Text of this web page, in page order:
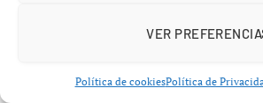
VER
Política de cookiesPolítica de
integrantes de la pareja durante los
pádel profesional: